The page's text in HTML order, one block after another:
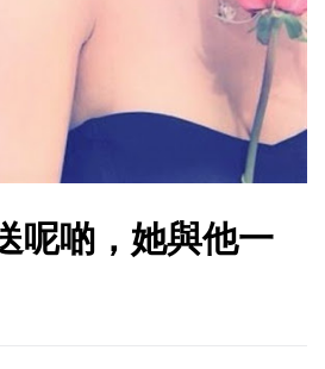
呢啲，她與他一